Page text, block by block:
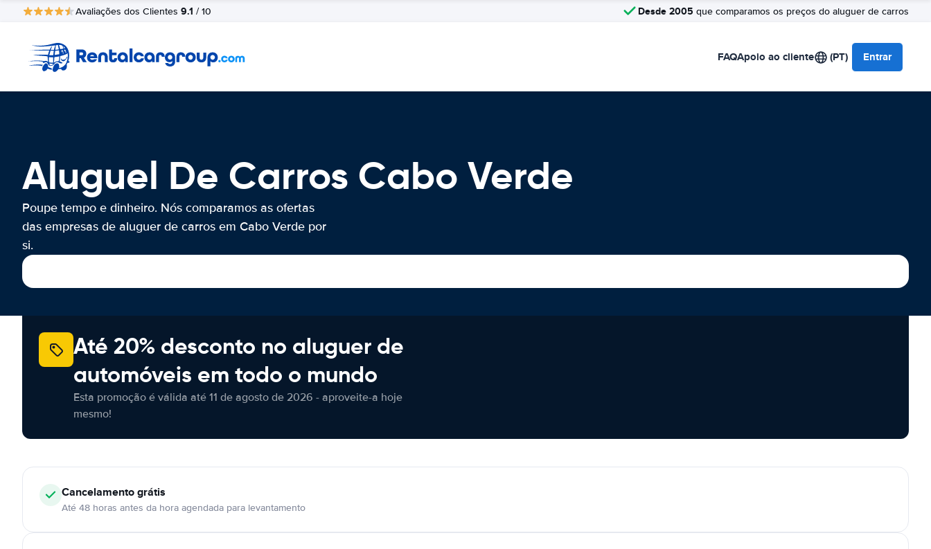
Avaliações dos Clientes 9.1 / 10 Desde 2005 que comparamos os preços do aluguer de carros
FAQApoio ao cliente (PT) Entrar
Aluguel De Carros Cabo Verde
Poupe tempo e dinheiro. Nós comparamos as ofertas
das empresas de aluguer de carros em Cabo Verde por
si.
Até 20% desconto no aluguer de
automóveis em todo o mundo
Esta promoção é válida até 11 de agosto de 2026 - aproveite-a hoje
mesmo!
Cancelamentográtis
Até 48 horas antes da hora agendada para levantamento